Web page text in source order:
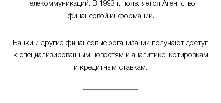
телекоммуникаций. В 1993 г. появляется Агентство
финансовой информации.
Банки и другие финансовые организации получают доступ
к специализированным новостям и аналитике, котировкам
и кредитным ставкам.